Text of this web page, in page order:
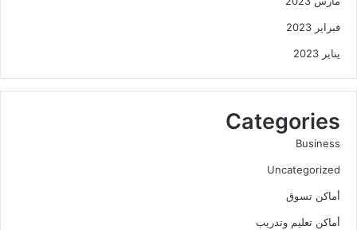
فبراير 2023
يناير 2023
Categories
Business
Uncategorized
أماكن تسوق
أماكن تعليم وتدريب